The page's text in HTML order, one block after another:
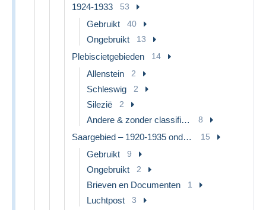
1924-1933 53
Gebruikt 40
Ongebruikt 13
Plebiscietgebieden 14
Allenstein 2
Schleswig 2
Silezië 2
Andere & zonder classificatie 8
Saargebied – 1920-1935 onder Volkenbond 15
Gebruikt 9
Ongebruikt 2
Brieven en Documenten 1
Luchtpost 3